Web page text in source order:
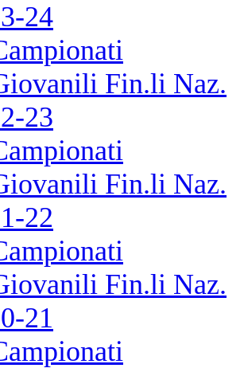
24
Fin.li Naz.
23
Fin.li Naz.
22
Fin.li Naz.
21